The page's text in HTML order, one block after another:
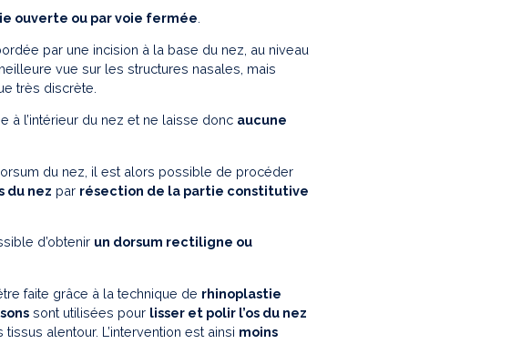
ouverte ou par voie fermée
par une incision à la base du nez, au niveau
vue sur les structures nasales, mais
très discrète.
à l’intérieur du nez et ne laisse donc aucune
du nez, il est alors possible de procéder
du nez par résection de la partie constitutive
d’obtenir un dorsum rectiligne ou
faite grâce à la technique de rhinoplastie
sont utilisées pour lisser et polir l’os du nez
alentour. L’intervention est ainsi moins